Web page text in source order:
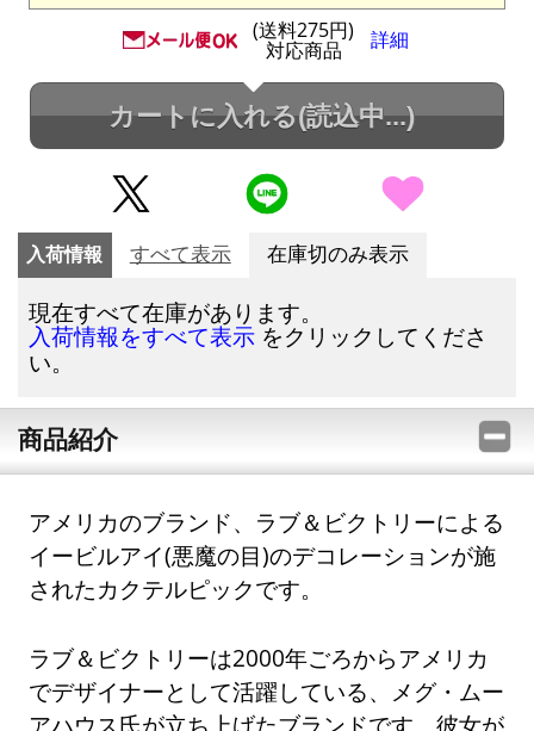
(送料275円)
対応商品 詳細
カートに入れる(読込中...)
入荷情報 すべて表示 在庫切のみ表示
現在すべて在庫があります。
入荷情報をすべて表示 をクリックしてくださ
い。
商品紹介
アメリカのブランド、ラブ＆ビクトリーによる
イービルアイ(悪魔の目)のデコレーションが施
されたカクテルピックです。
ラブ＆ビクトリーは2000年ごろからアメリカ
でデザイナーとして活躍している、メグ・ムー
アハウス氏が立ち上げたブランドです。彼女が